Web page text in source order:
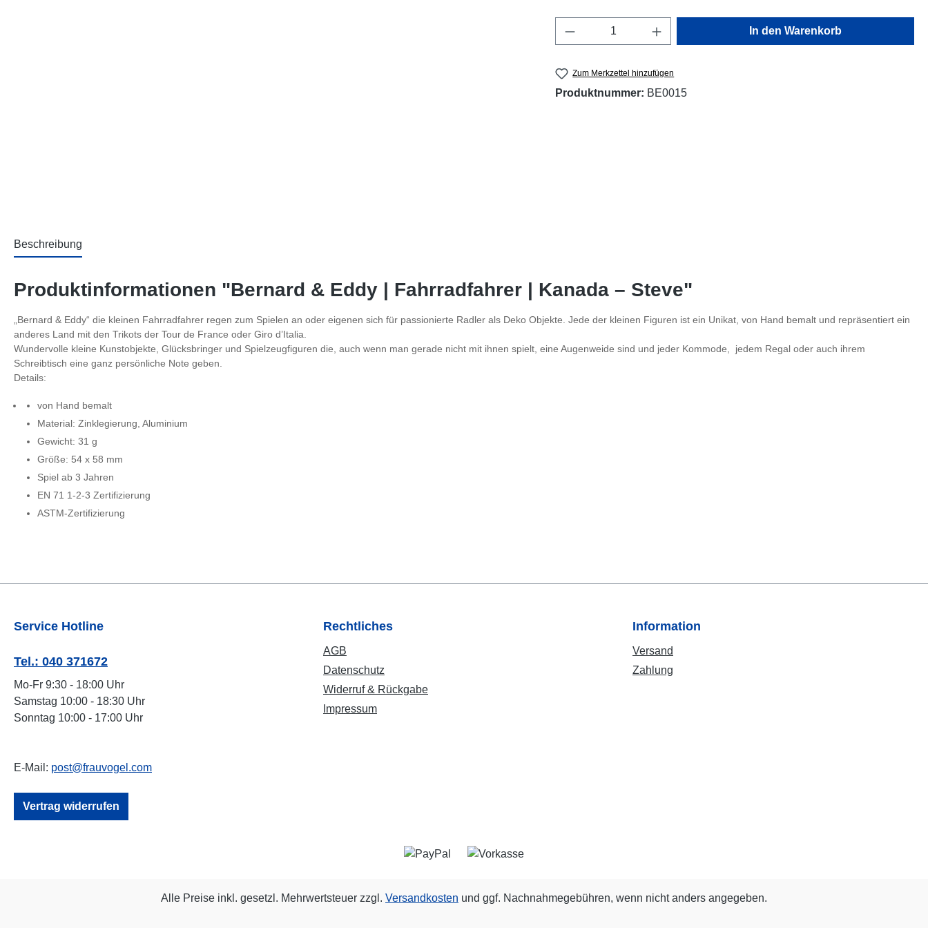
Produkt Anzahl: Gib den gewünschten Wert ein
In den Warenkorb
Zum Merkzettel hinzufügen
Produktnummer: BE0015
Beschreibung
Produktinformationen "Bernard & Eddy | Fahrradfahrer | Kanada – Steve"
„Bernard & Eddy“ die kleinen Fahrradfahrer regen zum Spielen an oder eigenen sich für passionierte Radler als Deko Objekte. Jede der kleinen Figuren ist ein Unikat, von Hand bemalt und repräsentiert ein
anderes Land mit den Trikots der Tour de France oder Giro d’Italia.
Wundervolle kleine Kunstobjekte, Glücksbringer und Spielzeugfiguren die, auch wenn man gerade nicht mit ihnen spielt, eine Augenweide sind und jeder Kommode, jedem Regal oder auch ihrem
Schreibtisch eine ganz persönliche Note geben.
Details:
von Hand bemalt
Material: Zinklegierung, Aluminium
Gewicht: 31 g
Größe: 54 x 58 mm
Spiel ab 3 Jahren
EN 71 1-2-3 Zertifizierung
ASTM-Zertifizierung
Service Hotline
Tel.: 040 371672
Mo-Fr 9:30 - 18:00 Uhr
Samstag 10:00 - 18:30 Uhr
Sonntag 10:00 - 17:00 Uhr
E-Mail: post@frauvogel.com
Vertrag widerrufen
Rechtliches
AGB
Datenschutz
Widerruf & Rückgabe
Impressum
Information
Versand
Zahlung
Alle Preise inkl. gesetzl. Mehrwertsteuer zzgl. Versandkosten und ggf. Nachnahmegebühren, wenn nicht anders angegeben.